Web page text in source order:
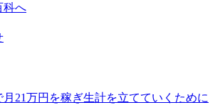
科へ
月21万円を稼ぎ生計を立てていくために